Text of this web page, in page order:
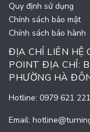
Quy định sử dụng
Chính sách bảo mật
Chính sách bảo hành
ĐỊA CHỈ LIÊN HỆ
POINT ĐỊA CHỈ:
PHƯỜNG HÀ
Hotline: 0979 621 221
Email: